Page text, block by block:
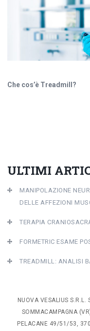
Che cos’è Treadmill?
ULTIMI
MANIPOLAZIONE
DELLE AFFEZIONI
TERAPIA
FORMETRIC ESAME
TREADMILL: ANALISI
NUOVA VESALIUS
SOMMACAMPAGNA
PELACANE 49/51/53,